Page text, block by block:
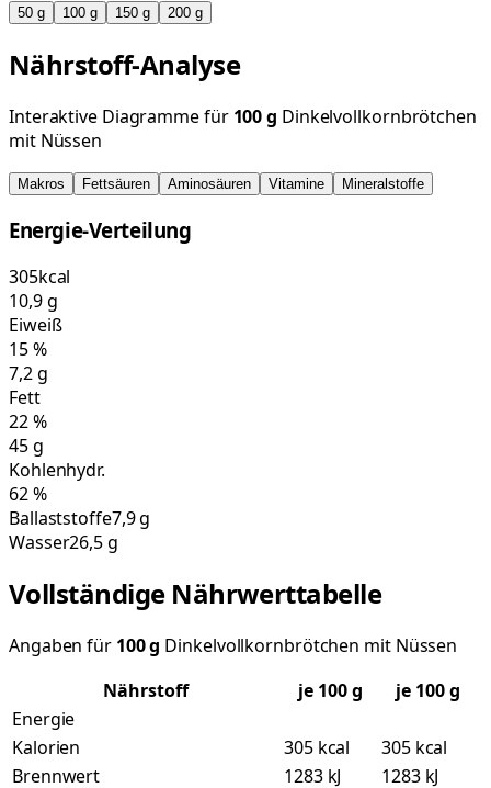
50 g 100 g 150 g 200 g
Nährstoff-Analyse
Interaktive Diagramme für 100g Dinkelvollkornbrötchen
mit Nüssen
Makros Fettsäuren Aminosäuren Vitamine Mineralstoffe
Energie-Verteilung
305kcal
10,9g
Eiweiß
15%
7,2g
Fett
22%
45g
Kohlenhydr.
62%
Ballaststoffe7,9 g
Wasser26,5 g
Vollständige Nährwerttabelle
Angaben für 100g Dinkelvollkornbrötchen mit Nüssen
Nährstoff
je 100g
je 100 g
Energie
Kalorien
305 kcal
305 kcal
Brennwert
1283 kJ 1283 kJ